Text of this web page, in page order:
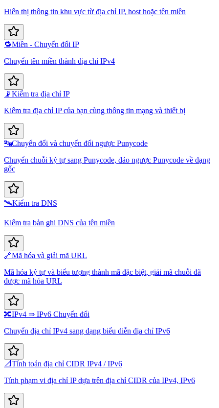
Hiển thị thông tin khu vực từ địa chỉ IP, host hoặc tên miền
🔁Miền - Chuyển đổi IP
Chuyển tên miền thành địa chỉ IPv4
📡Kiểm tra địa chỉ IP
Kiểm tra địa chỉ IP của bạn cùng thông tin mạng và thiết bị
🔤Chuyển đổi và chuyển đổi ngược Punycode
Chuyển chuỗi ký tự sang Punycode, đảo ngược Punycode về dạng
gốc
🛰️Kiểm tra DNS
Kiểm tra bản ghi DNS của tên miền
🔗Mã hóa và giải mã URL
Mã hóa ký tự và biểu tượng thành mã đặc biệt, giải mã chuỗi đã
được mã hóa URL
🔀IPv4 ⇒ IPv6 Chuyển đổi
Chuyển địa chỉ IPv4 sang dạng biểu diễn địa chỉ IPv6
📐Tính toán địa chỉ CIDR IPv4 / IPv6
Tính phạm vi địa chỉ IP dựa trên địa chỉ CIDR của IPv4, IPv6